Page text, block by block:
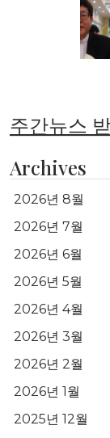
주간뉴스
Archives
2026년 8월
2026년 7월
2026년 6월
2026년 5월
2026년 4월
2026년 3월
2026년 2월
2026년 1월
2025년 12월